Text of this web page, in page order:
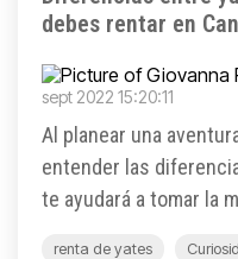
debes rentar en
sept 2022 15:20:11
Al planear una
entender las
te ayudará a tomar la
renta de yates